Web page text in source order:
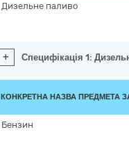
Дизельне паливо
+ Специфікація 1:
КОНКРЕТНА НАЗВА ПРЕДМЕТА
Бензин